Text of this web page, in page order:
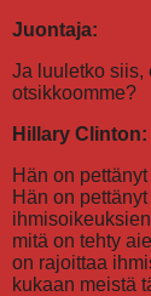
Juontaja:
Ja luuletko siis,
otsikkoomme?
Hillary Clinton:
Hän on
Hän on
mitä on tehty
on rajoittaa
kukaan meistä